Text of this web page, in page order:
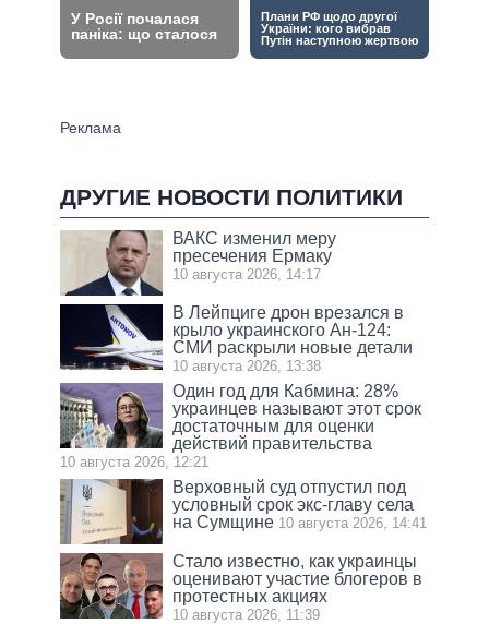
ДРУГИЕ НОВОСТИ ПОЛИТИКИ
ВАКС изменил меру
пресечения Ермаку
10 августа 2026, 14:17
В Лейпциге дрон врезался в
крыло украинского Ан-124:
СМИ раскрыли новые детали
10 августа 2026, 13:38
Один год для Кабмина: 28%
украинцев называют этот срок
достаточным для оценки
действий правительства
10 августа 2026, 12:21
Верховный суд отпустил под
условный срок экс-главу села
на Сумщине 10 августа 2026, 14:41
Стало известно, как украинцы
оценивают участие блогеров в
протестных акциях
10 августа 2026, 11:39